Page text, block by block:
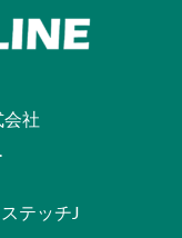
社
テッチJ